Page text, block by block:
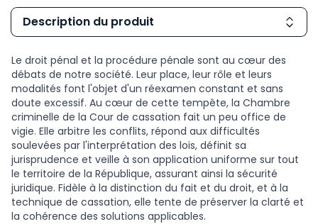
Description du produit
Le droit pénal et la procédure pénale sont au cœur des
débats de notre société. Leur place, leur rôle et leurs
modalités font l'objet d'un réexamen constant et sans
doute excessif. Au cœur de cette tempête, la Chambre
criminelle de la Cour de cassation fait un peu office de
vigie. Elle arbitre les conflits, répond aux difficultés
soulevées par l'interprétation des lois, définit sa
jurisprudence et veille à son application uniforme sur tout
le territoire de la République, assurant ainsi la sécurité
juridique. Fidèle à la distinction du fait et du droit, et à la
technique de cassation, elle tente de préserver la clarté et
la cohérence des solutions applicables.